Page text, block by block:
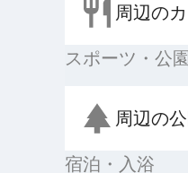
周辺の
スポーツ・公
周辺の
宿泊・入浴